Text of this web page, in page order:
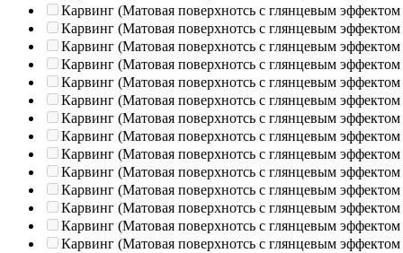
Карвинг (Матовая поверхнотсь с глянцевым эффектом
Карвинг (Матовая поверхнотсь с глянцевым эффектом
Карвинг (Матовая поверхнотсь с глянцевым эффектом
Карвинг (Матовая поверхнотсь с глянцевым эффектом
Карвинг (Матовая поверхнотсь с глянцевым эффектом
Карвинг (Матовая поверхнотсь с глянцевым эффектом
Карвинг (Матовая поверхнотсь с глянцевым эффектом
Карвинг (Матовая поверхнотсь с глянцевым эффектом
Карвинг (Матовая поверхнотсь с глянцевым эффектом
Карвинг (Матовая поверхнотсь с глянцевым эффектом
Карвинг (Матовая поверхнотсь с глянцевым эффектом
Карвинг (Матовая поверхнотсь с глянцевым эффектом
Карвинг (Матовая поверхнотсь с глянцевым эффектом
Карвинг (Матовая поверхнотсь с глянцевым эффектом